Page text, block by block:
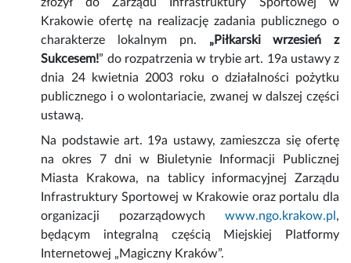
Krakowie ofertę na realizację zadania publicznego o
charakterze lokalnym pn. „Piłkarski wrzesień z
Sukcesem!” do rozpatrzenia w trybie art. 19a ustawy z
dnia 24 kwietnia 2003 roku o działalności pożytku
publicznego i o wolontariacie, zwanej w dalszej części
ustawą.
Na podstawie art. 19a ustawy, zamieszcza się ofertę
na okres 7 dni w Biuletynie Informacji Publicznej
Miasta Krakowa, na tablicy informacyjnej Zarządu
Infrastruktury Sportowej w Krakowie oraz portalu dla
organizacji pozarządowych www.ngo.krakow.pl ,
będącym integralną częścią Miejskiej Platformy
Internetowej „Magiczny Kraków”.